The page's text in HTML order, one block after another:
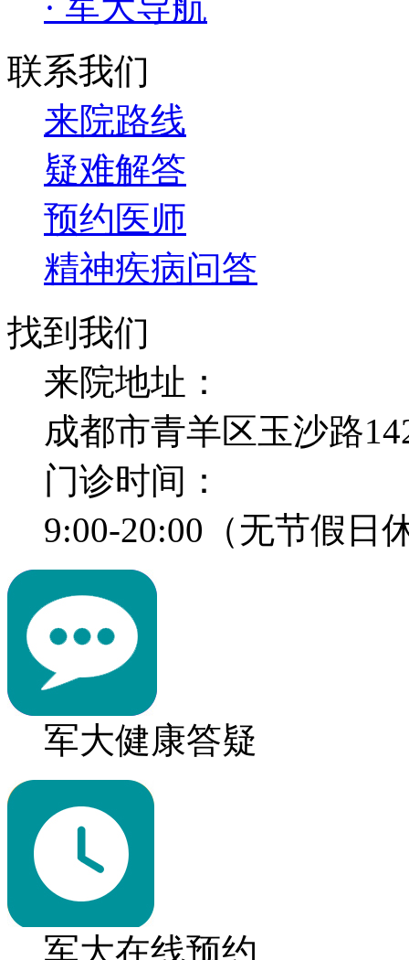
联系我们
来院路线
疑难解答
预约医师
精神疾病问答
找到我们
来院地址：
成都市青羊区玉沙路
门诊时间：
9:00-20:00（无节假日
军大健康答疑
军大在线预约